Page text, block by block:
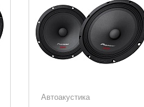
Автоакустика